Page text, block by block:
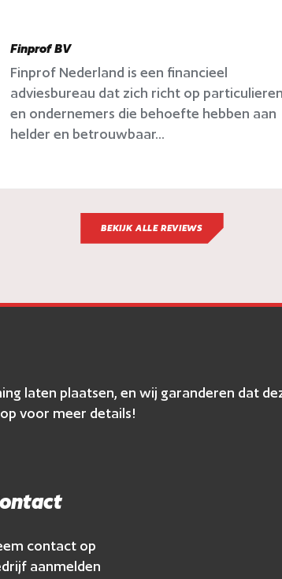
Finprof BV
Finprof Nederland is een financieel
adviesbureau dat zich richt op particulieren
en ondernemers die behoefte hebben aan
helder en betrouwbaar...
BEKIJK ALLE REVIEWS
laten plaatsen, en wij garanderen dat
voor meer details!
contact op
aanmelden